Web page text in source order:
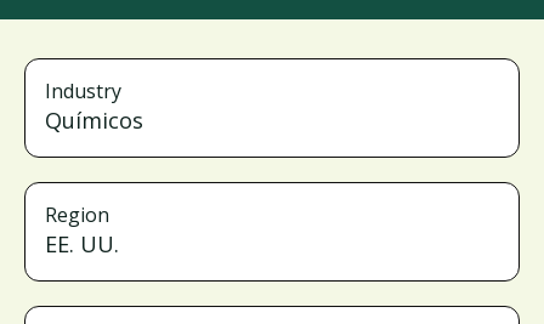
Industry
Químicos
Region
EE. UU.